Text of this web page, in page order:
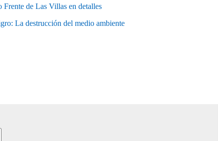
Frente de Las Villas en detalles
La destrucción del medio ambiente